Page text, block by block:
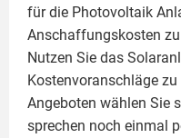
für die Photovoltaik
Anschaffungskosten
Nutzen Sie das
Kostenvoranschläge
Angeboten wählen Sie
sprechen noch einmal